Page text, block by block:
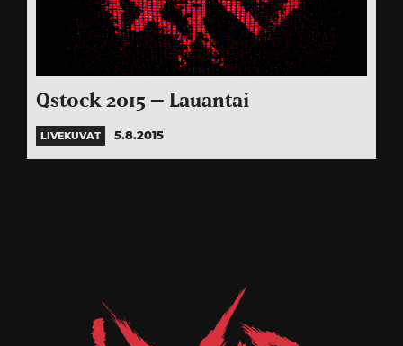
Qstock 2015 – Lauantai
LIVEKUVAT 5.8.2015